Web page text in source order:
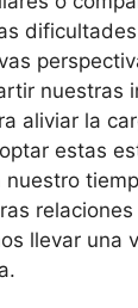
nuestras
aliviar la
estas
nuestro
llevar una